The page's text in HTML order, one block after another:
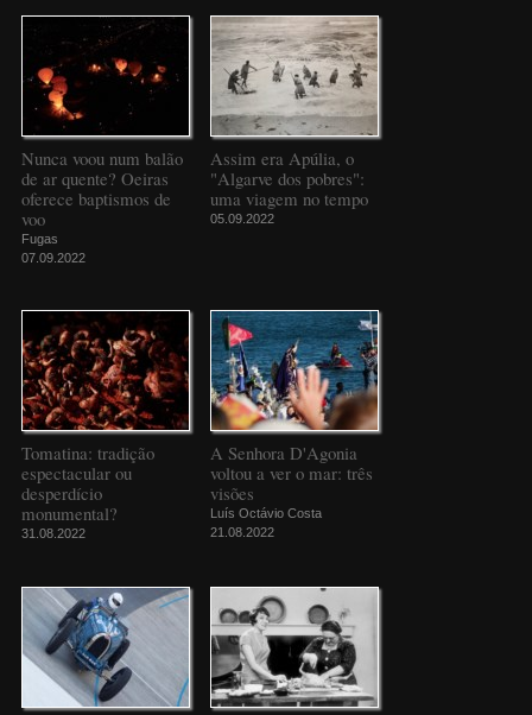
Nunca voou num balão
de ar quente? Oeiras
oferece baptismos de
voo
Fugas
07.09.2022
Assim era Apúlia, o
"Algarve dos pobres":
uma viagem no tempo
05.09.2022
Tomatina: tradição
espectacular ou
desperdício
monumental?
31.08.2022
A Senhora D'Agonia
voltou a ver o mar: três
visões
Luís Octávio Costa
21.08.2022